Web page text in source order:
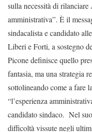
sulla necessità di
amministrativa”. È il
sindacalista e candidato
Liberi e Forti, a sostegno
Picone definisce quello
fantasia, ma una strategia
sottolineando come a fare
“l’esperienza
candidato sindaco. Nel
difficoltà vissute negli